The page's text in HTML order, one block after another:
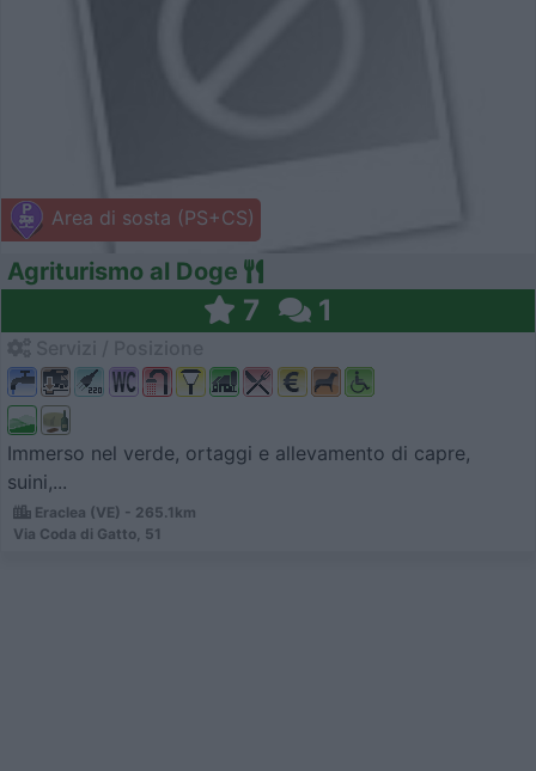
Area di sosta (PS+CS)
Agriturismo al Doge
7 1
Immerso nel verde, ortaggi e allevamento di capre,
suini,...
Eraclea (VE) - 265.1km
Via Coda di Gatto, 51